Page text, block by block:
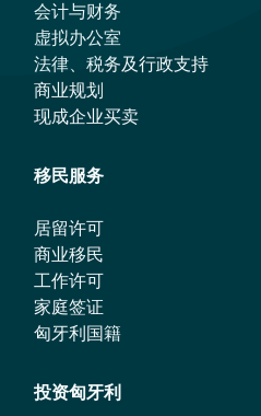
会计与财务
虚拟办公室
法律、税务及行政支持
商业规划
现成企业买卖
移民服务
居留许可
商业移民
工作许可
家庭签证
匈牙利国籍
投资匈牙利